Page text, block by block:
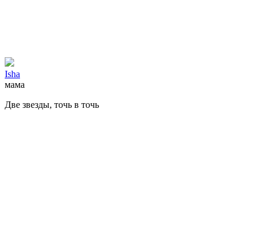
Isha
мама
Две звезды, точь в точь